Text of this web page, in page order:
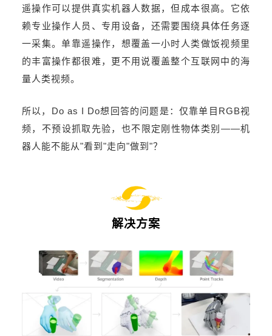
遥操作可以提供真实机器人数据，但成本很高。它依
赖专业操作人员、专用设备，还需要围绕具体任务逐
一采集。单靠遥操作，想覆盖一小时人类做饭视频里
的丰富操作都很难，更不用说覆盖整个互联网中的海
量人类视频。
所以，Do as I Do想回答的问题是：仅靠单目RGB视
频，不预设抓取先验，也不限定刚性物体类别——机
器人能不能从"看到"走向"做到"？
解决方案